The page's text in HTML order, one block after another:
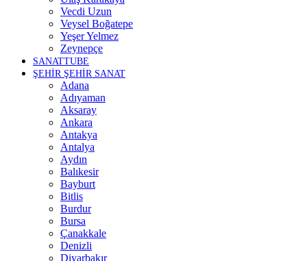
Vecdi Uzun
Veysel Boğatepe
Yeşer Yelmez
Zeynepçe
SANATTUBE
ŞEHİR ŞEHİR SANAT
Adana
Adıyaman
Aksaray
Ankara
Antakya
Antalya
Aydın
Balıkesir
Bayburt
Bitlis
Burdur
Bursa
Çanakkale
Denizli
Diyarbakır